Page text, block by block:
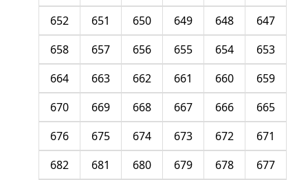
647
648
649
650
651
652
653
654
655
656
657
658
659
660
661
662
663
664
665
666
667
668
669
670
671
672
673
674
675
676
677
678
679
680
681
682